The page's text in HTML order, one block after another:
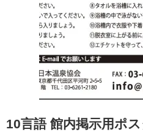
10言語 館内掲示用ポ